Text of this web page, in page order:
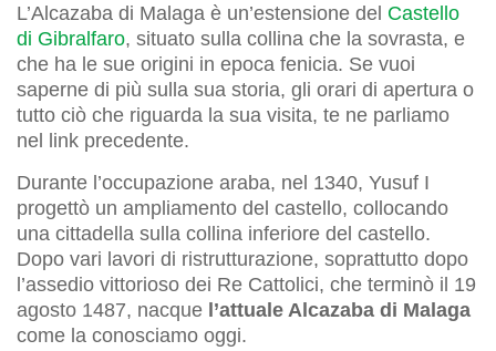
L’Alcazaba di Malaga è un’estensione del Castello
di Gibralfaro, situato sulla collina che la sovrasta, e
che ha le sue origini in epoca fenicia. Se vuoi
saperne di più sulla sua storia, gli orari di apertura o
tutto ciò che riguarda la sua visita, te ne parliamo
nel link precedente.
Durante l’occupazione araba, nel 1340, Yusuf I
progettò un ampliamento del castello, collocando
una cittadella sulla collina inferiore del castello.
Dopo vari lavori di ristrutturazione, soprattutto dopo
l’assedio vittorioso dei Re Cattolici, che terminò il 19
agosto 1487, nacque l’attuale Alcazaba di Malaga
come la conosciamo oggi.